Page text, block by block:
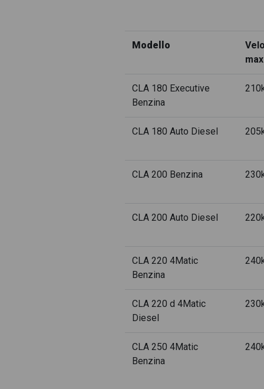
Mercedes CLA Coupè 200 grigio
Mercedes CLA Coupè argento
Modello
max
CLA 180 Executive
Benzina
CLA 180 Auto Diesel
CLA 200 Benzina
CLA 200 Auto Diesel
CLA 220 4Matic
Benzina
CLA 220 d 4Matic
Diesel
CLA 250 4Matic
Benzina